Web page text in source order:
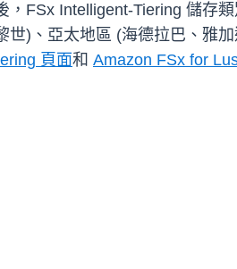
，FSx Intelligent-Tiering 儲存
世)、亞太地區 (海德拉巴、雅
頁面和 Amazon FSx for